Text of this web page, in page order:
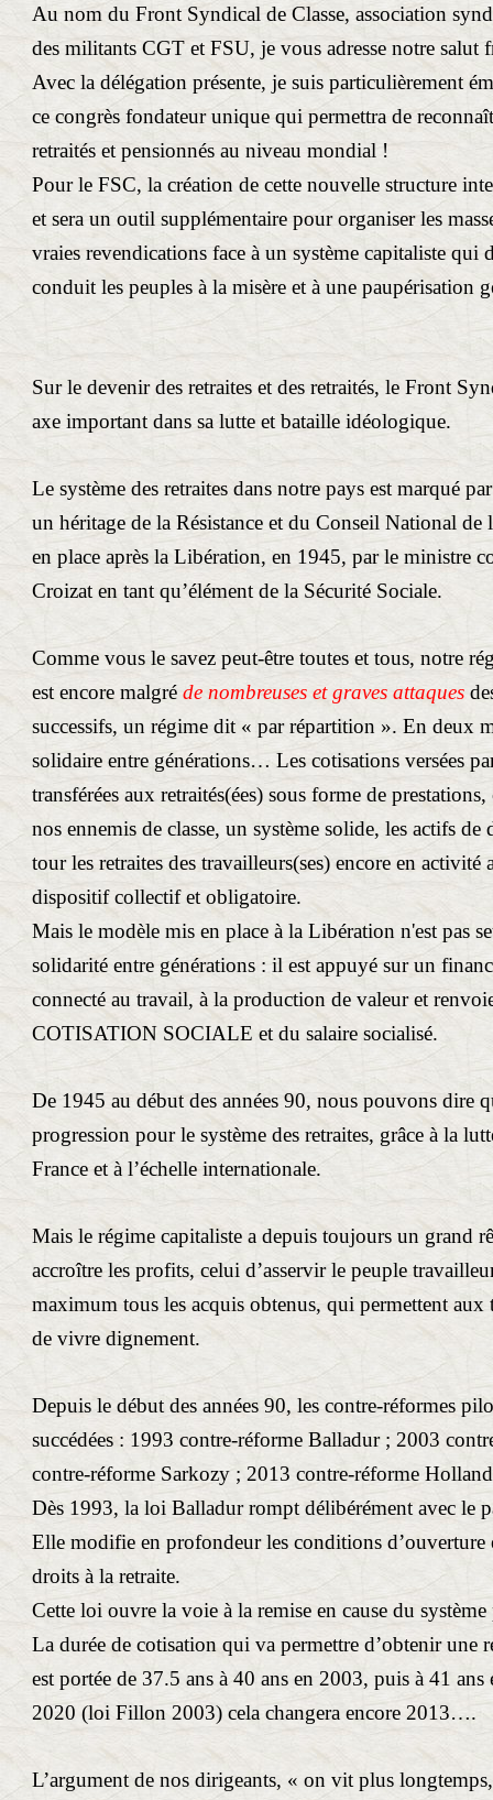
Au nom du Front Syndical de Classe, association
des militants CGT et FSU, je vous adresse notre
Avec la délégation présente, je suis particulièrement
ce congrès fondateur unique qui permettra de
retraités et pensionnés au niveau mondial !
Pour le FSC, la création de cette nouvelle structure
et sera un outil supplémentaire pour organiser les
vraies revendications face à un système capitaliste qui
conduit les peuples à la misère et à une paupérisation
Sur le devenir des retraites et des retraités, le Front
axe important dans sa lutte et bataille idéologique.
Le système des retraites dans notre pays est marqué
un héritage de la Résistance et du Conseil National de
en place après la Libération, en 1945, par le ministre
Croizat en tant qu’élément de la Sécurité Sociale.
Comme vous le savez peut-être toutes et tous, notre
est encore malgréde nombreuses et graves attaques
successifs, un régime dit « par répartition ». En deux
solidaire entre générations… Les cotisations versées
transférées aux retraités(ées) sous forme de
nos ennemis de classe, un système solide, les actifs
tour les retraites des travailleurs(ses) encore en activité
dispositif collectif et obligatoire.
Mais le modèle mis en place à la Libération n'est pas
solidarité entre générations : il est appuyé sur un
connecté au travail, à la production de valeur et
COTISATION SOCIALE et du salaire socialisé.
De 1945 au début des années 90, nous pouvons dire
progression pour le système des retraites, grâce à la
France et à l’échelle internationale.
Mais le régime capitaliste a depuis toujours un grand
accroître les profits, celui d’asservir le peuple
maximum tous les acquis obtenus, qui permettent aux
de vivre dignement.
Depuis le début des années 90, les contre-réformes
succédées : 1993 contre-réforme Balladur ; 2003
contre-réforme Sarkozy ; 2013 contre-réforme
Dès 1993, la loi Balladur rompt délibérément avec le
Elle modifie en profondeur les conditions d’ouverture
droits à la retraite.
Cette loi ouvre la voie à la remise en cause du
La durée de cotisation qui va permettre d’obtenir une
est portée de 37.5 ans à 40 ans en 2003, puis à 41
2020 (loi Fillon 2003) cela changera encore 2013….
L’argument de nos dirigeants, « on vit plus